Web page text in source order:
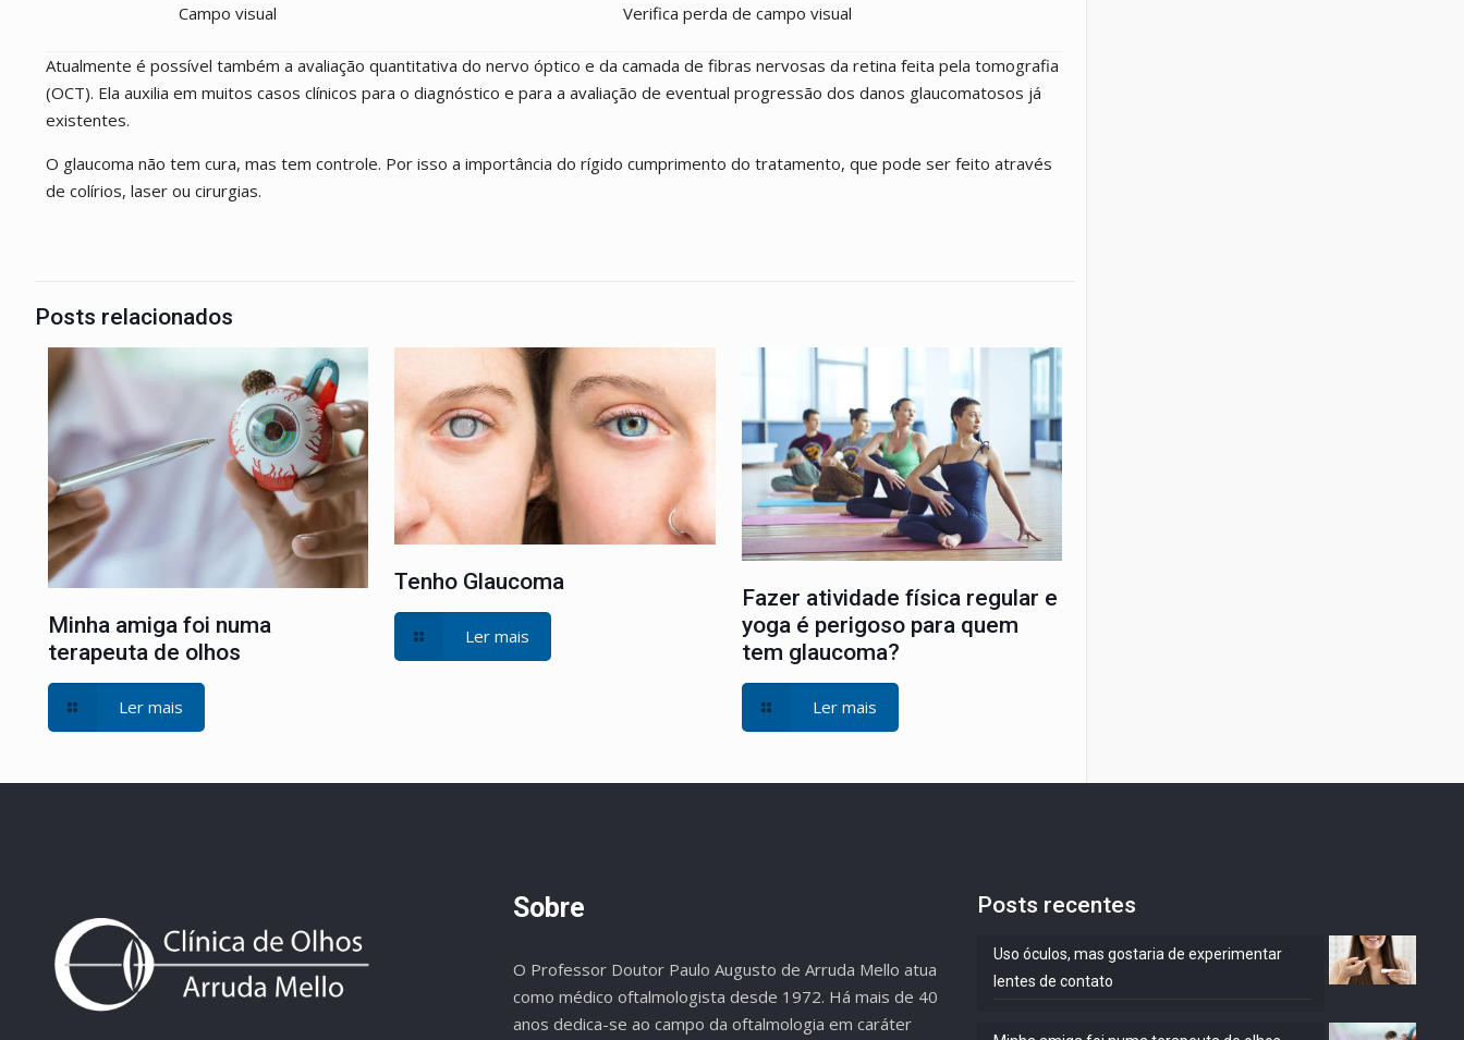
Campo visual
Verifica perda de campo visual
Atualmente é possível também a avaliação quantitativa do nervo óptico e da camada de fibras nervosas da retina feita pela tomografia
(OCT). Ela auxilia em muitos casos clínicos para o diagnóstico e para a avaliação de eventual progressão dos danos glaucomatosos já
existentes.
O glaucoma não tem cura, mas tem controle. Por isso a importância do rígido cumprimento do tratamento, que pode ser feito através
de colírios, laser ou cirurgias.
Posts relacionados
Minha amiga foi numa
terapeuta de olhos
Ler mais
Tenho Glaucoma
Ler mais
Fazer atividade física regular e
yoga é perigoso para quem
tem glaucoma?
Ler mais
Sobre
O Professor Doutor Paulo Augusto de Arruda Mello atua
como médico oftalmologista desde 1972. Há mais de 40
anos dedica-se ao campo da oftalmologia em caráter
Posts recentes
Uso óculos, mas gostaria de experimentar
lentes de contato